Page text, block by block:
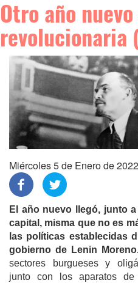
Otro año
revolucionaria
Miércoles 5 de Enero de 2022
El año nuevo llegó, junto
capital, misma que no es
las políticas establecidas
gobierno de Lenin
sectores burgueses y
junto con los aparatos